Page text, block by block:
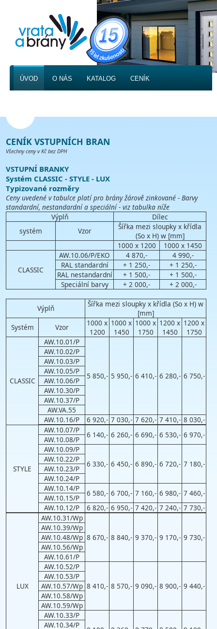
ÚVOD O NÁS KATALOG CENÍK
CENÍK VSTUPNÍCH BRAN
Všechny ceny v Kč bez DPH
VSTUPNÍ BRANKY
Systém CLASSIC - STYLE - LUX
Typizované rozměry
Ceny uvedené v tabulce platí pro brány žárově zinkované - Barvy
standardní, nestandardní a speciální - viz tabulka níže
Výplň
Dílec
systém
Vzor
Šířka mezi sloupky x křídla
(So x H) w [mm]
1000 x 1200
1000 x 1450
CLASSIC
AW.10.06/P/EKO 4 870,-
4 990,-
RAL standardní
+ 1 250,-
+ 1 250,-
RAL nestandardní
+ 1 500,-
+ 1 500,-
Speciální barvy
+ 2 000,- + 2 000,-
Výplň
Šířka mezi sloupky x křídla (So x H) w
[mm]
Systém
Vzor
1000 x
1200
1000 x
1450
1000 x
1750
1200 x
1450
1200 x
1750
CLASSIC
AW.10.01/P
5 850,- 5 950,- 6 410,- 6 280,- 6 750,-
AW.10.02/P
AW.10.03/P
AW.10.05/P
AW.10.06/P
AW.10.30/P
AW.10.37/P
AW.VA.55
AW.10.16/P
6 920,- 7 030,- 7 620,- 7 410,- 8 030,-
STYLE
AW.10.07/P
6 140,- 6 260,- 6 690,- 6 530,- 6 970,-
AW.10.08/P
AW.10.09/P
6 330,- 6 450,- 6 890,- 6 720,- 7 180,-
AW.10.22/P
AW.10.23/P
AW.10.24/P
AW.10.14/P
6 580,- 6 700,- 7 160,- 6 980,- 7 460,-
AW.10.15/P
AW.10.12/P
6 820,- 6 950,- 7 420,- 7 240,- 7 730,-
LUX
AW.10.31/Wp
8 670,- 8 840,- 9 370,- 9 170,- 9 730,-
AW.10.39/Wp
AW.10.48/Wp
AW.10.56/Wp
AW.10.61/P
AW.10.52/P
8 410,- 8 570,- 9 090,- 8 900,- 9 440,-
AW.10.53/P
AW.10.57/Wp
AW.10.58/Wp
AW.10.59/Wp
AW.10.33/P
AW.10.34/P